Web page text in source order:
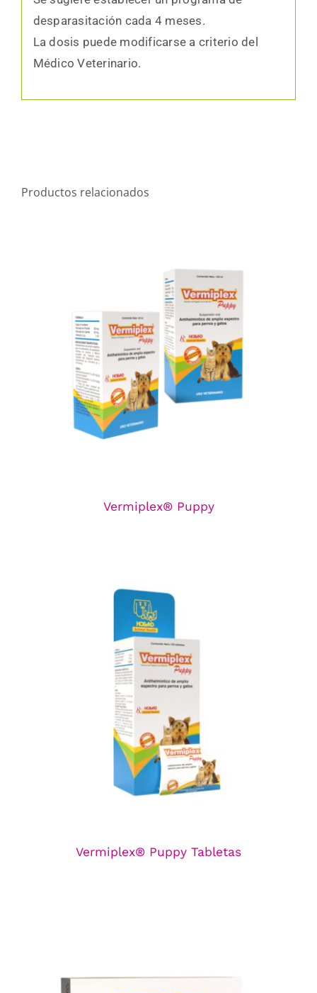
desparasitación cada 4 meses.
La dosis puede modificarse a criterio del
Médico Veterinario.
Productos relacionados
Vermiplex® Puppy
Línea de Antiparasitarios
Vermiplex® Puppy
Vermiplex® Puppy Tabletas
Línea de Antiparasitarios
Vermiplex® Puppy Tabletas